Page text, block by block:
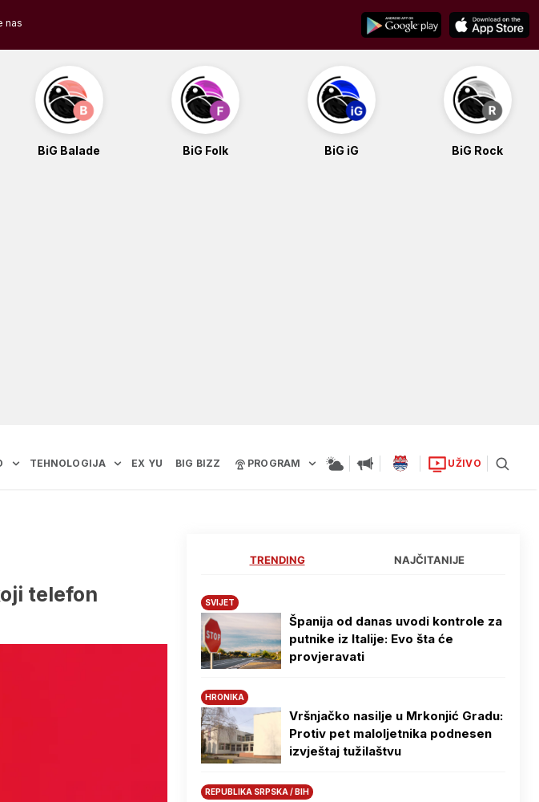
nas
BiG Balade BiG Folk BiG iG BiG Rock
TEHNOLOGIJA EX YU BIG BIZZ PROGRAM UŽIVO
telefon
TRENDING NAJČITANIJE
SVIJET
Španija od danas uvodi kontrole za
putnike iz Italije: Evo šta će
provjeravati
HRONIKA
Vršnjačko nasilje u Mrkonjić Gradu:
Protiv pet maloljetnika podnesen
izvještaj tužilaštvu
REPUBLIKA SRPSKA / BIH